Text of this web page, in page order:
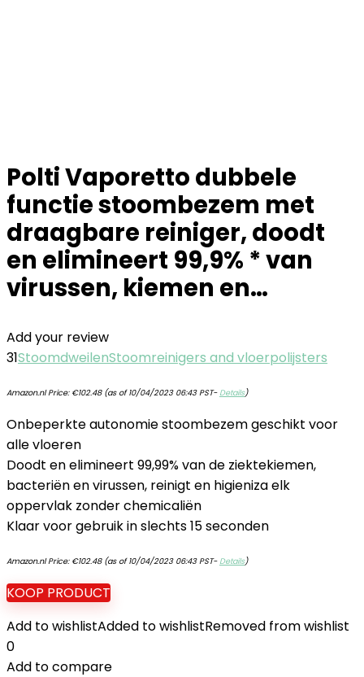
Polti Vaporetto dubbele
functie stoombezem met
draagbare reiniger, doodt
en elimineert 99,9% * van
virussen, kiemen en…
Add your review
31StoomdweilenStoomreinigers and vloerpolijsters
Amazon.nl Price: €102.48(as of 10/04/2023 06:43 PST- Details)
Onbeperkte autonomie stoombezem geschikt voor
alle vloeren
Doodt en elimineert 99,99% van de ziektekiemen,
bacteriën en virussen, reinigt en higieniza elk
oppervlak zonder chemicaliën
Klaar voor gebruik in slechts 15 seconden
Amazon.nl Price: €102.48(as of 10/04/2023 06:43 PST- Details)
KOOP PRODUCT
Add to wishlistAdded to wishlistRemoved from wishlist
0
Add to compare